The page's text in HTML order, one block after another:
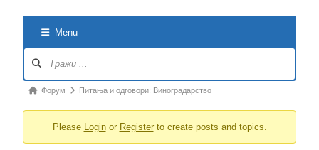
Menu
Navigation
Forum
You
Форум Питања и одговори: Виноградарство
Please Loginor Registerto create posts and topics.